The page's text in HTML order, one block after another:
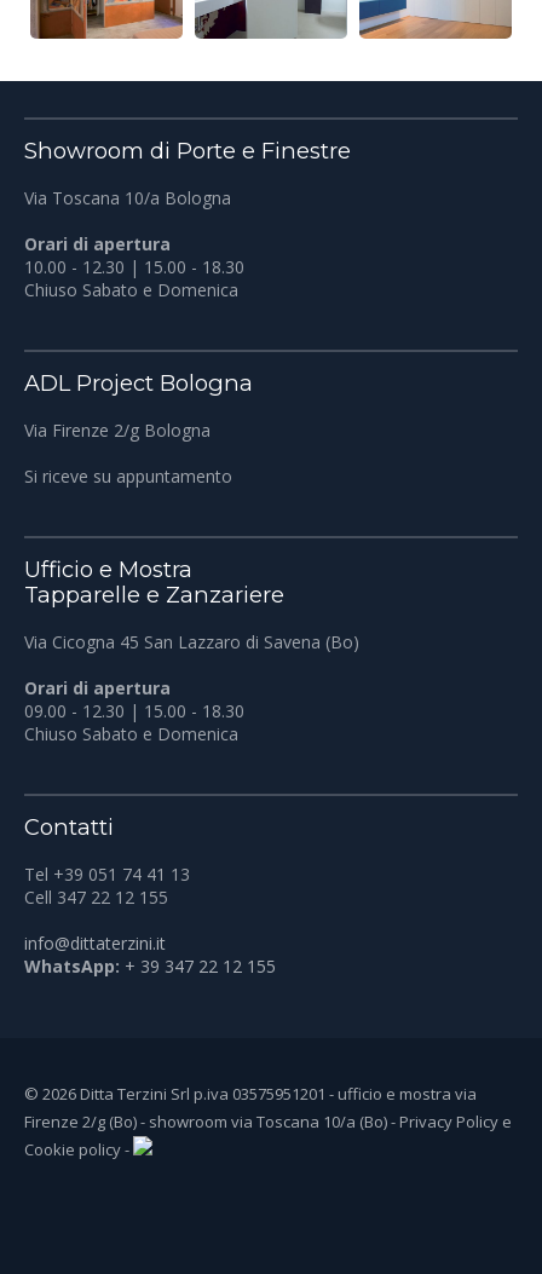
Showroom di Porte e Finestre
Via Toscana 10/a Bologna
Orari di apertura
10.00 - 12.30 | 15.00 - 18.30
Chiuso Sabato e Domenica
ADL Project Bologna
Via Firenze 2/g Bologna
Si riceve su appuntamento
Ufficio e Mostra
Tapparelle e Zanzariere
Via Cicogna 45 San Lazzaro di Savena (Bo)
Orari di apertura
09.00 - 12.30 | 15.00 - 18.30
Chiuso Sabato e Domenica
Contatti
Tel +39 051 74 41 13
Cell 347 22 12 155
info@dittaterzini.it
WhatsApp: + 39 347 22 12 155
© 2026 Ditta Terzini Srl p.iva 03575951201 - ufficio e mostra via
Firenze 2/g (Bo) - showroom via Toscana 10/a (Bo) - Privacy Policy e
Cookie policy-